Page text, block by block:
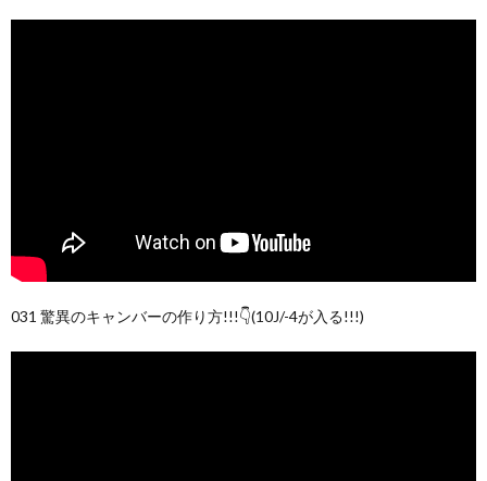
031 驚異のキャンバーの作り方!!!👇(10J/-4が入る!!!)